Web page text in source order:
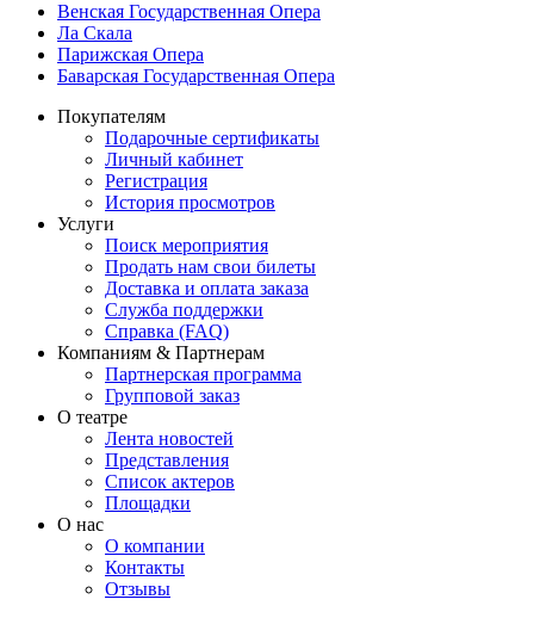
Венская Государственная Опера
Ла Скала
Парижская Опера
Баварская Государственная Опера
Покупателям
Подарочные сертификаты
Личный кабинет
Регистрация
История просмотров
Услуги
Поиск мероприятия
Продать нам свои билеты
Доставка и оплата заказа
Служба поддержки
Справка (FAQ)
Компаниям & Партнерам
Партнерская программа
Групповой заказ
О театре
Лента новостей
Представления
Список актеров
Площадки
О нас
О компании
Контакты
Отзывы